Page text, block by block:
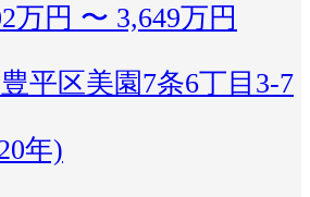
万円 〜 3,649万円
平区美園7条6丁目3-7
年)